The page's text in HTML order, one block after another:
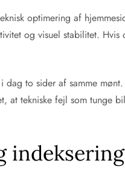
optimering af
og visuel stabilitet.
dag to sider af samme
at tekniske fejl som tunge